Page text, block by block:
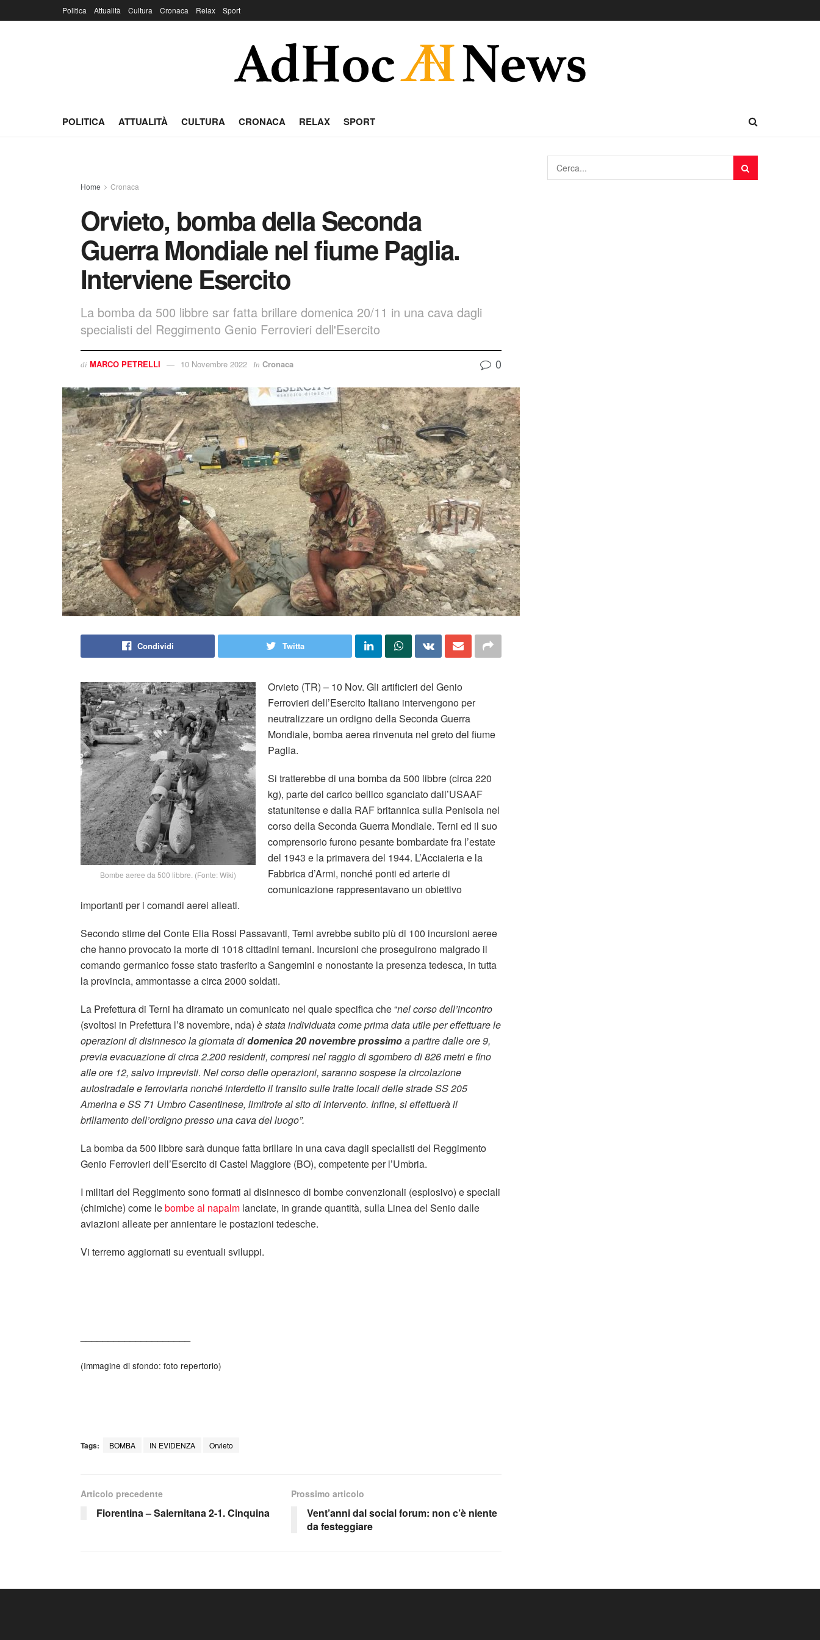
Politica Attualità Cultura Cronaca Relax Sport
POLITICA ATTUALITÀ CULTURA CRONACA RELAX SPORT
Home Cronaca
Orvieto, bomba della Seconda
Guerra Mondiale nel fiume Paglia.
Interviene Esercito
La bomba da 500 libbre sar fatta brillare domenica 20/11 in una cava dagli
specialisti del Reggimento Genio Ferrovieri dell'Esercito
di MARCO PETRELLI 10 Novembre 2022 In Cronaca 0
Condividi Twitta
Bombe aeree da 500 libbre. (Fonte: Wiki)
Orvieto (TR) – 10 Nov. Gli artificieri del Genio
Ferrovieri dell’Esercito Italiano intervengono per
neutralizzare un ordigno della Seconda Guerra
Mondiale, bomba aerea rinvenuta nel greto del fiume
Paglia.
Si tratterebbe di una bomba da 500 libbre (circa 220
kg), parte del carico bellico sganciato dall’USAAF
statunitense e dalla RAF britannica sulla Penisola nel
corso della Seconda Guerra Mondiale. Terni ed il suo
comprensorio furono pesante bombardate fra l’estate
del 1943 e la primavera del 1944. L’Acciaieria e la
Fabbrica d’Armi, nonché ponti ed arterie di
comunicazione rappresentavano un obiettivo
importanti per i comandi aerei alleati.
Secondo stime del Conte Elia Rossi Passavanti, Terni avrebbe subito più di 100 incursioni aeree
che hanno provocato la morte di 1018 cittadini ternani. Incursioni che proseguirono malgrado il
comando germanico fosse stato trasferito a Sangemini e nonostante la presenza tedesca, in tutta
la provincia, ammontasse a circa 2000 soldati.
La Prefettura di Terni ha diramato un comunicato nel quale specifica che “nel corso dell’incontro
(svoltosi in Prefettura l’8 novembre, nda) è stata individuata come prima data utile per effettuare le
operazioni di disinnesco la giornata didomenica 20 novembre prossimoa partire dalle ore 9,
previa evacuazione di circa 2.200 residenti, compresi nel raggio di sgombero di 826 metri e fino
alle ore 12, salvo imprevisti. Nel corso delle operazioni, saranno sospese la circolazione
autostradale e ferroviaria nonché interdetto il transito sulle tratte locali delle strade SS 205
Amerina e SS 71 Umbro Casentinese, limitrofe al sito di intervento. Infine, si effettuerà il
brillamento dell’ordigno presso una cava del luogo”.
La bomba da 500 libbre sarà dunque fatta brillare in una cava dagli specialisti del Reggimento
Genio Ferrovieri dell’Esercito di Castel Maggiore (BO), competente per l’Umbria.
I militari del Reggimento sono formati al disinnesco di bombe convenzionali (esplosivo) e speciali
(chimiche) come lebombe al napalm lanciate, in grande quantità, sulla Linea del Senio dalle
aviazioni alleate per annientare le postazioni tedesche.
Vi terremo aggiornati su eventuali sviluppi.
(Immagine di sfondo: foto repertorio)
Tags: BOMBA IN EVIDENZA Orvieto
Articolo precedente
Fiorentina – Salernitana 2-1. Cinquina
Prossimo articolo
Vent’anni dal social forum: non c’è niente
da festeggiare